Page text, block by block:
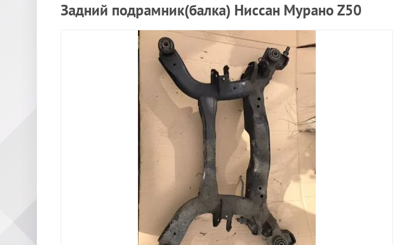
Задний подрамник(балка) Ниссан Мурано Z50